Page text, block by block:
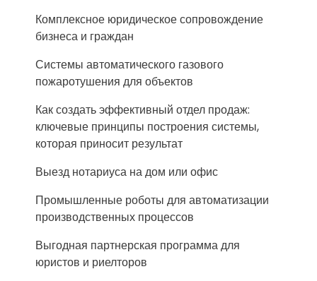
Комплексное юридическое сопровождение
бизнеса и граждан
Системы автоматического газового
пожаротушения для объектов
Как создать эффективный отдел продаж:
ключевые принципы построения системы,
которая приносит результат
Выезд нотариуса на дом или офис
Промышленные роботы для автоматизации
производственных процессов
Выгодная партнерская программа для
юристов и риелторов